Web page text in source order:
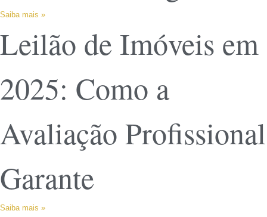
Saiba mais »
Leilão de Imóveis em
2025: Como a
Avaliação Profissional
Garante
Saiba mais »